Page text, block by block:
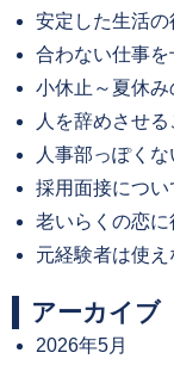
安定した生活の
合わない仕事
小休止～夏休み
人を辞めさせる
人事部っぽく
採用面接につ
老いらくの恋に
元経験者は使
アーカイブ
2026年5月